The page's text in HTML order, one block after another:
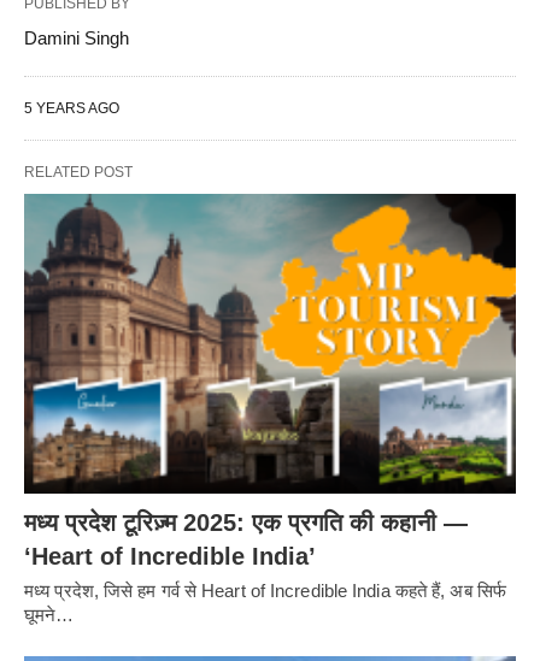
PUBLISHED BY
Damini Singh
5 YEARS AGO
RELATED POST
मध्य प्रदेश टूरिज़्म 2025: एक प्रगति की कहानी —
‘Heart of Incredible India’
मध्य प्रदेश, जिसे हम गर्व से Heart of Incredible India कहते हैं, अब सिर्फ
घूमने…